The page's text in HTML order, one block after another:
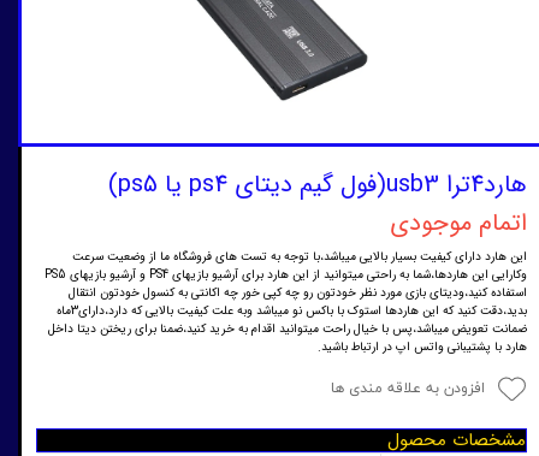
هارد4ترا usb3(فول گیم دیتای ps4 یا ps5)
اتمام موجودی
این هارد دارای کیفیت بسیار بالایی میباشد،با توجه به تست های فروشگاه ما از وضعیت سرعت
وکارایی این هاردها،شما به راحتی میتوانید از این هارد برای آرشیو بازیهای PS4 و آرشیو بازیهای PS5
استفاده کنید،ودیتای بازی مورد نظر خودتون رو چه کپی خور چه اکانتی به کنسول خودتون انتقال
بدید،دقت کنید که این هاردها استوک با باکس نو میباشد وبه علت کیفیت بالایی که دارد،دارای3ماه
ضمانت تعویض میباشد،پس با خیال راحت میتوانید اقدام به خرید کنید،ضمنا برای ریختن دیتا داخل
هارد با پشتیبانی واتس اپ در ارتباط باشید.
افزودن به علاقه مندی ها
مشخصات محصول